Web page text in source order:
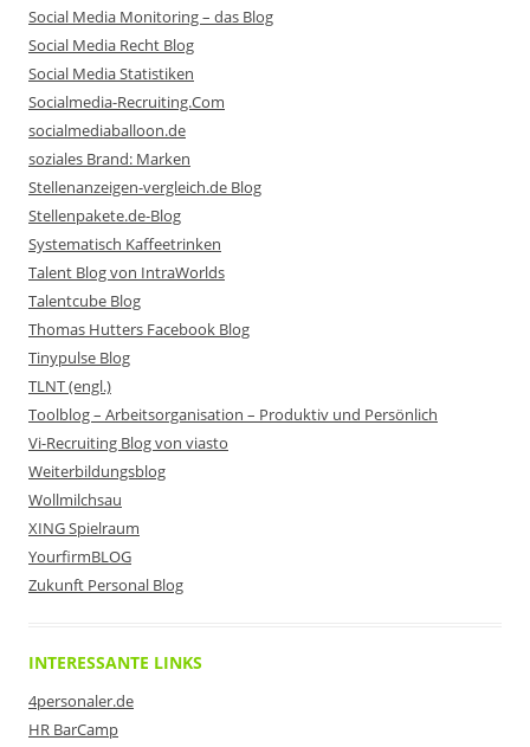
Social Media Monitoring – das Blog
Social Media Recht Blog
Social Media Statistiken
Socialmedia-Recruiting.Com
socialmediaballoon.de
soziales Brand: Marken
Stellenanzeigen-vergleich.de Blog
Stellenpakete.de-Blog
Systematisch Kaffeetrinken
Talent Blog von IntraWorlds
Talentcube Blog
Thomas Hutters Facebook Blog
Tinypulse Blog
TLNT (engl.)
Toolblog – Arbeitsorganisation – Produktiv und Persönlich
Vi-Recruiting Blog von viasto
Weiterbildungsblog
Wollmilchsau
XING Spielraum
YourfirmBLOG
Zukunft Personal Blog
INTERESSANTE LINKS
4personaler.de
HR BarCamp